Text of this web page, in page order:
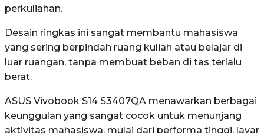
perkuliahan.
Desain ringkas ini sangat membantu mahasiswa
yang sering berpindah ruang kuliah atau belajar di
luar ruangan, tanpa membuat beban di tas terlalu
berat.
ASUS Vivobook S14 S3407QA menawarkan berbagai
keunggulan yang sangat cocok untuk menunjang
aktivitas mahasiswa, mulai dari performa tinggi, layar